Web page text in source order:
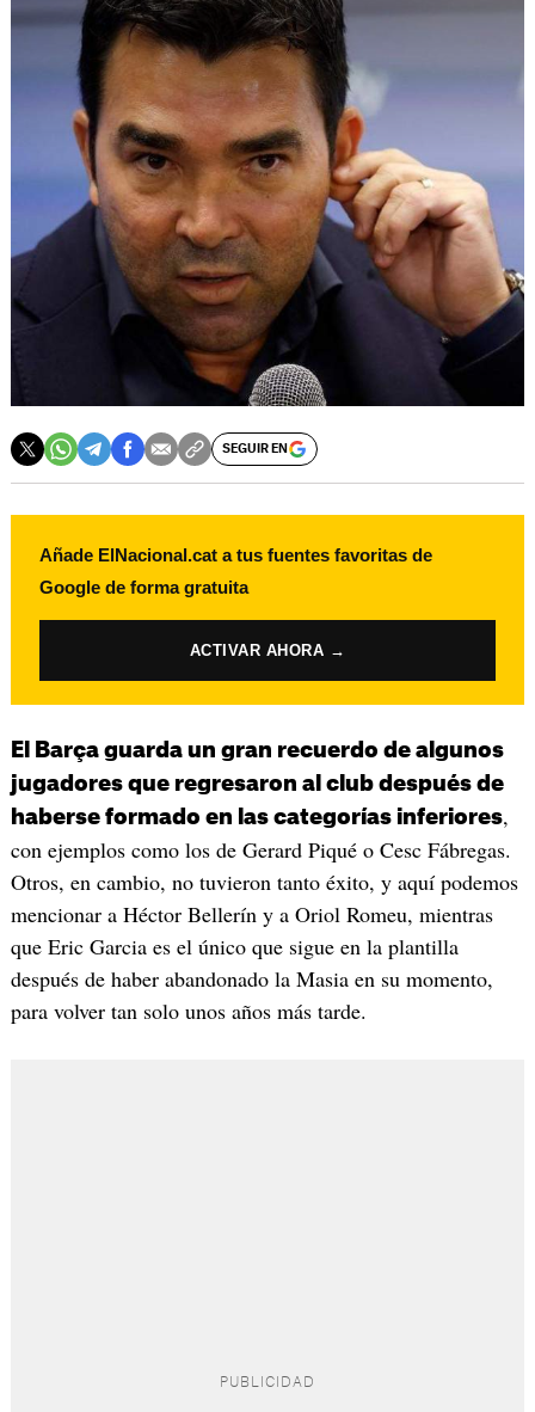
SEGUIR EN
Añade ElNacional.cat a tus fuentes favoritas de
Google de forma gratuita
ACTIVAR AHORA →
El Barça guarda un gran recuerdo de algunos
jugadores que regresaron al club después de
haberse formado en las categorías inferiores,
con ejemplos como los de Gerard Piqué o Cesc Fábregas.
Otros, en cambio, no tuvieron tanto éxito, y aquí podemos
mencionar a Héctor Bellerín y a Oriol Romeu, mientras
que Eric Garcia es el único que sigue en la plantilla
después de haber abandonado la Masia en su momento,
para volver tan solo unos años más tarde.